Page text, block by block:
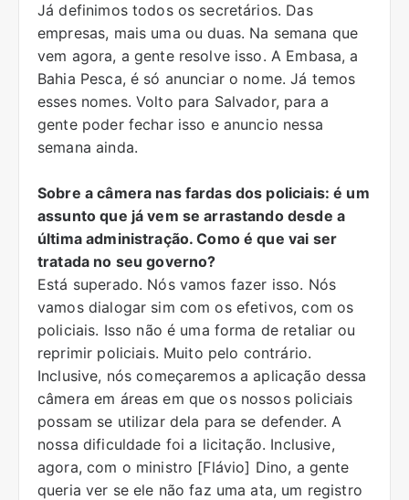
Já definimos todos os secretários. Das
empresas, mais uma ou duas. Na semana que
vem agora, a gente resolve isso. A Embasa, a
Bahia Pesca, é só anunciar o nome. Já temos
esses nomes. Volto para Salvador, para a
gente poder fechar isso e anuncio nessa
semana ainda.
Sobre a câmera nas fardas dos policiais: é um
assunto que já vem se arrastando desde a
última administração. Como é que vai ser
tratada no seu governo?
Está superado. Nós vamos fazer isso. Nós
vamos dialogar sim com os efetivos, com os
policiais. Isso não é uma forma de retaliar ou
reprimir policiais. Muito pelo contrário.
Inclusive, nós começaremos a aplicação dessa
câmera em áreas em que os nossos policiais
possam se utilizar dela para se defender. A
nossa dificuldade foi a licitação. Inclusive,
agora, com o ministro [Flávio] Dino, a gente
queria ver se ele não faz uma ata, um registro